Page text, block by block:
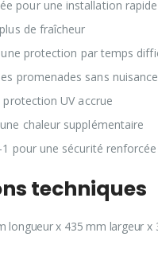
pour une installation
de fraîcheur
protection par temps
promenades sans
UV accrue
chaleur supplémentaire
pour une sécurité renforcée
techniques
longueur x 435 mm largeur